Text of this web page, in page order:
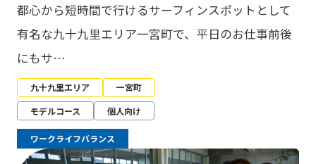
都心から短時間で行けるサーフィンスポットとして
有名な九十九里エリア一宮町で、平日のお仕事前後
にもサ…
九十九里エリア
一宮町
モデルコース
個人向け
ワークライフバランス